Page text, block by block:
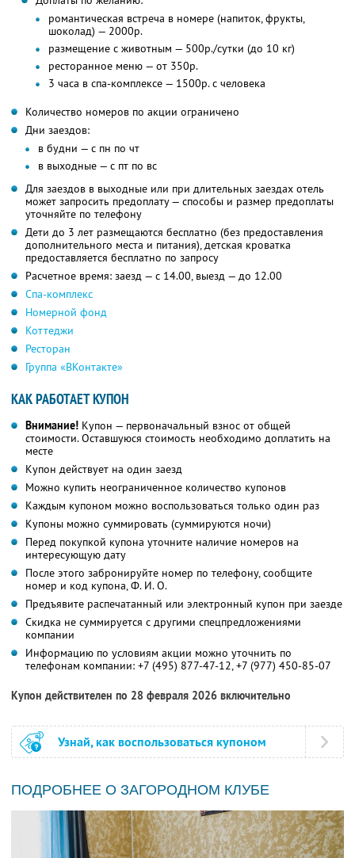
романтическая встреча в номере (напиток, фрукты,
шоколад) — 2000р.
размещение с животным — 500р./сутки (до 10 кг)
ресторанное меню — от 350р.
3 часа в спа-комплексе — 1500р. с человека
Количество номеров по акции ограничено
Дни заездов:
в будни — с пн по чт
в выходные — с пт по вс
Для заездов в выходные или при длительных заездах отель
может запросить предоплату — способы и размер предоплаты
уточняйте по телефону
Дети до 3 лет размещаются бесплатно (без предоставления
дополнительного места и питания), детская кроватка
предоставляется бесплатно по запросу
Расчетное время: заезд — с 14.00, выезд — до 12.00
Спа-комплекс
Номерной фонд
Коттеджи
Ресторан
Группа «ВКонтакте»
КАК РАБОТАЕТ КУПОН
Внимание! Купон — первоначальный взнос от общей
стоимости. Оставшуюся стоимость необходимо доплатить на
месте
Купон действует на один заезд
Можно купить неограниченное количество купонов
Каждым купоном можно воспользоваться только один раз
Купоны можно суммировать (суммируются ночи)
Перед покупкой купона уточните наличие номеров на
интересующую дату
После этого забронируйте номер по телефону, сообщите
номер и код купона,Ф. И. О.
Предъявите распечатанный или электронный купон при заезде
Скидка не суммируется с другими спецпредложениями
компании
Информацию по условиям акции можно уточнить по
телефонам компании: +7 (495) 877-47-12, +7 (977) 450-85-07
Купон действителен по 28 февраля 2026 включительно
Узнай, как воспользоваться купоном
ПОДРОБНЕЕ О ЗАГОРОДНОМ КЛУБЕ